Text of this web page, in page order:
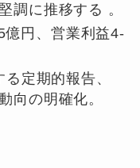
調に推移する 。
円、営業利益4-
定期的報告、
向の明確化。